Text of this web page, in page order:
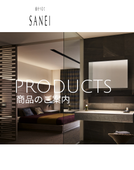
PRODUCTS
商品のご案内